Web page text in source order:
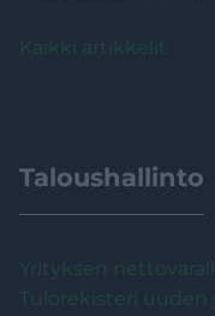
Kaikki artikkelit
Taloushallinto
Yrityksen
Tulorekisteri uuden